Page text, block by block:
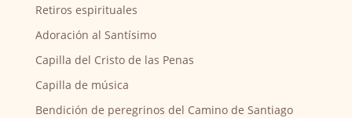
Retiros espirituales
Adoración al Santísimo
Capilla del Cristo de las Penas
Capilla de música
Bendición de peregrinos del Camino de Santiago